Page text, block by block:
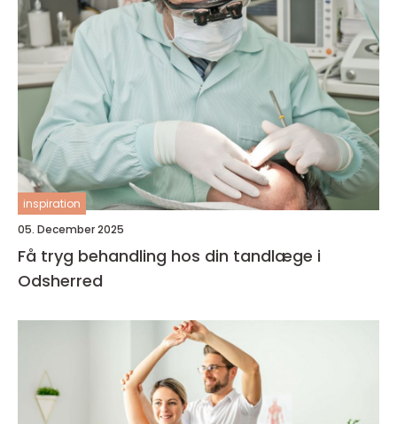
inspiration
05. December 2025
Få tryg behandling hos din tandlæge i
Odsherred